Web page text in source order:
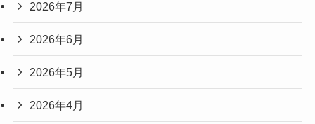
2026年7月
2026年6月
2026年5月
2026年4月